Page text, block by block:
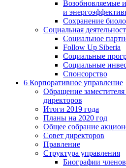
Возобновляемые
и
Сохранение
Социальная
Социальное
Follow Up Siberia
Социальные
Социальные
Спонсорство
6 Корпоративное управление
Обращение
директоров
Итоги 2019 года
Планы на 2020 год
Общее собрание
Совет директоров
Правление
Структура управления
Биографии